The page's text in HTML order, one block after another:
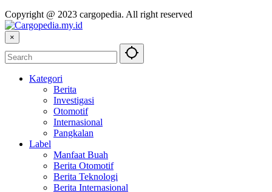
Copyright @ 2023 cargopedia. All right reserved
×
Kategori
Berita
Investigasi
Otomotif
Internasional
Pangkalan
Label
Manfaat Buah
Berita Otomotif
Berita Teknologi
Berita Internasional